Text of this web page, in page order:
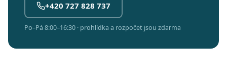
+420 727 828 737
Po–Pá 8:00–16:30 · prohlídka a rozpočet jsou zdarma